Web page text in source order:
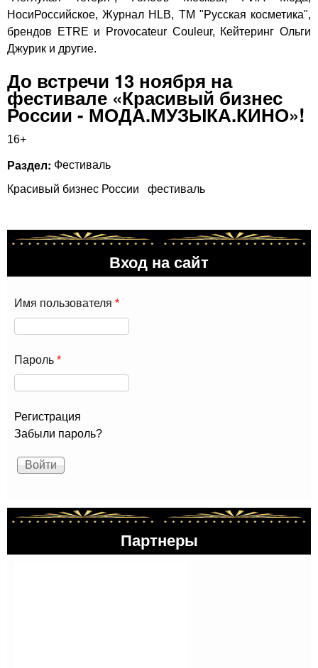
НосиРоссийское, Журнал HLB, ТМ "Русская косметика",
брендов ETRE и Provocateur Couleur, Кейтеринг Ольги
Джурик и другие.
До встречи 13 ноября на
фестивале «Красивый бизнес
России - МОДА.МУЗЫКА.КИНО»!
16+
Раздел: Фестиваль
Красивый бизнес России
фестиваль
Вход на сайт
Имя пользователя *
Пароль *
Регистрация
Забыли пароль?
Партнеры